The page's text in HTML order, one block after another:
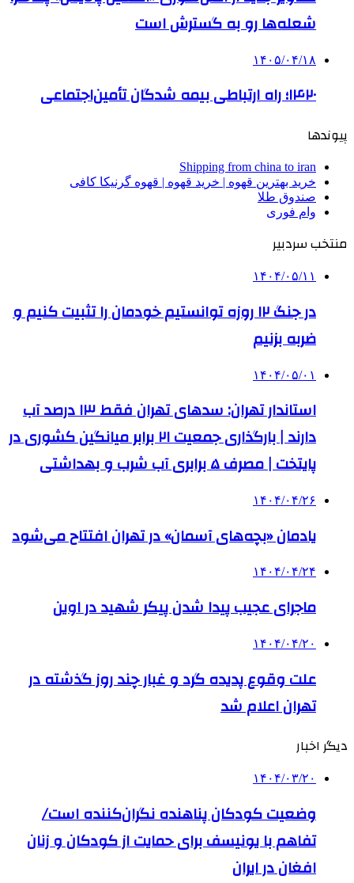
شعله‌ها رو به گسترش است
۱۴۰۵/۰۴/۱۸
۱۴۲۰؛ راه ارتباطی بیمه شدگان تأمین‌اجتماعی
پیوندها
Shipping from china to iran
خرید بهترین قهوه | خرید قهوه | قهوه گرنیکا کافی
صندوق طلا
وام فوری
منتخب سردبیر
۱۴۰۴/۰۵/۱۱
در جنگ ۱۲ روزه توانستیم خودمان را تثبیت کنیم و
ضربه بزنیم
۱۴۰۴/۰۵/۰۱
استاندار تهران: سدهای تهران فقط ۱۳ درصد آب
دارند | بارگذاری جمعیت ۲۱ برابر میانگین کشوری در
پایتخت | مصرف ۵ برابری آب شرب و بهداشتی
۱۴۰۴/۰۴/۲۶
یادمان «بچه‌های آسمان» در تهران افتتاح می‌شود
۱۴۰۴/۰۴/۲۴
ماجرای عجیب پیدا شدن پیکر شهید در اوین
۱۴۰۴/۰۴/۲۰
علت وقوع پدیده گرد و غبار چند روز گذشته در
تهران اعلام شد
دیگر اخبار
۱۴۰۴/۰۳/۲۰
وضعیت کودکان پناهنده نگران‌کننده است/
تفاهم با یونیسف برای حمایت از کودکان و زنان
افغان در ایران